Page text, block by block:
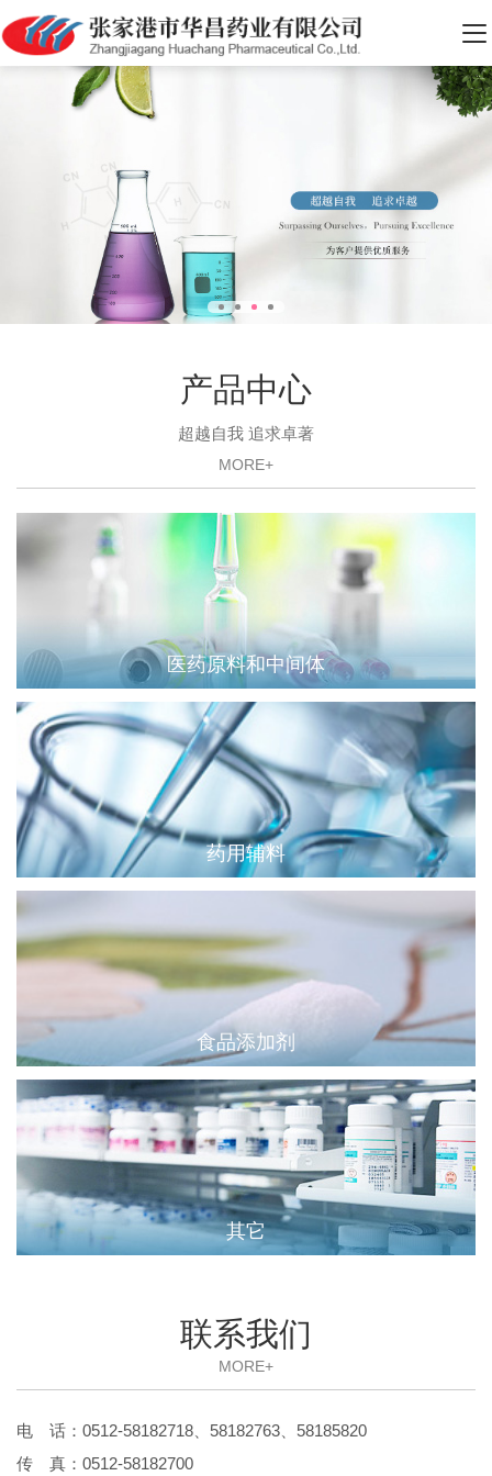
产品中心
超越自我 追求卓著
MORE+
医药原料和中间体
药用辅料
食品添加剂
其它
联系我们
MORE+
电 话：0512-58182718、58182763、58185820
传 真：0512-58182700